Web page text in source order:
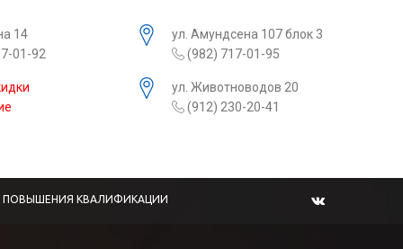
14
01-92
ул. Амундсена 107 блок 3
(982) 717-01-95
ул. Животноводов 20
(912) 230-20-41
ПОВЫШЕНИЯ КВАЛИФИКАЦИИ